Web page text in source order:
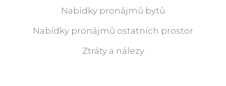
Nabídky pronájmů bytů
Nabídky pronájmů ostatních prostor
Ztráty a nálezy